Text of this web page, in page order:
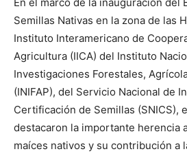
Semillas Nativas en la zona de las
Instituto Interamericano de
Agricultura (IICA) del Instituto
Investigaciones Forestales,
(INIFAP), del Servicio Nacional de
Certificación de Semillas (SNICS),
destacaron la importante herencia
maíces nativos y su contribución a